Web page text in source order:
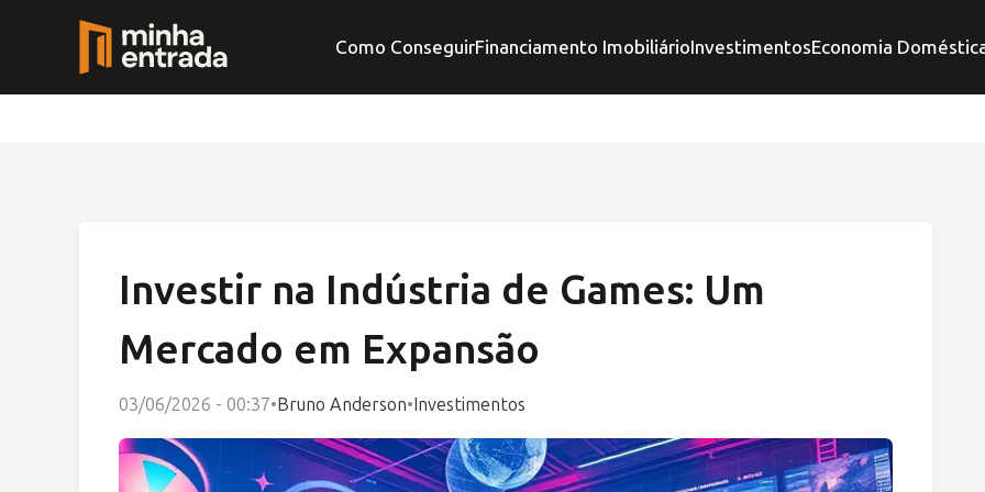
Como ConseguirFinanciamento ImobiliárioInvestimentosEconomia
Investir na Indústria de Games: Um
Mercado em Expansão
03/06/2026 - 00:37•Bruno Anderson•Investimentos